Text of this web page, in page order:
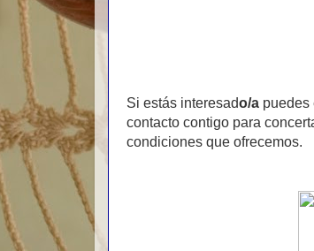
Si estás interesado/a puedes
contacto contigo para
condiciones que ofrecemos.